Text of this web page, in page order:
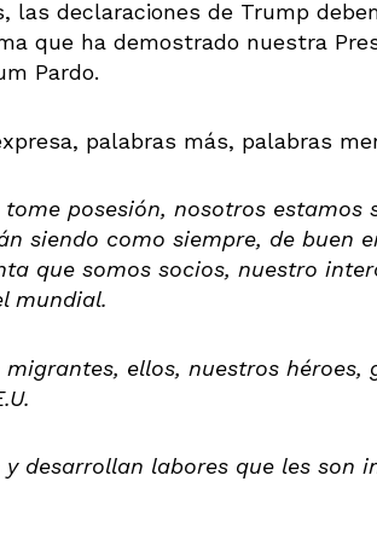
las declaraciones de Trump
que ha demostrado nuestra
Pardo.
palabras más, palabras
tome posesión, nosotros estamos
siendo como siempre, de buen
que somos socios, nuestro
mundial.
ellos, nuestros héroes,
desarrollan labores que les son